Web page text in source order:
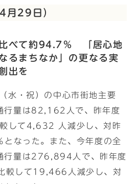
月29日）
べて約94.7％ 「居心地
るまちなか」の更なる実
出を
水・祝）の中心市街地主要
行量は82,162人で、昨年度
して4,632 人減少し、対昨
なった。また、今年度の全
行量は276,894人で、昨年度
較して19,466人減少し、対